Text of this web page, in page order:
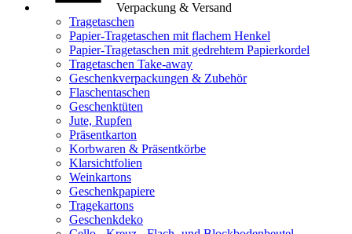
Verpackung & Versand
Tragetaschen
Papier-Tragetaschen mit flachem Henkel
Papier-Tragetaschen mit gedrehtem Papierkordel
Tragetaschen Take-away
Geschenkverpackungen & Zubehör
Flaschentaschen
Geschenktüten
Jute, Rupfen
Präsentkarton
Korbwaren & Präsentkörbe
Klarsichtfolien
Weinkartons
Geschenkpapiere
Tragekartons
Geschenkdeko